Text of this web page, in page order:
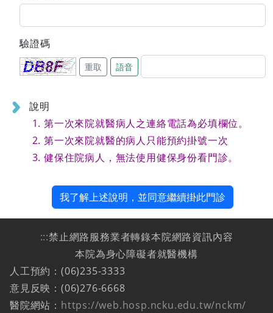
驗證碼
重取 語音
說明
第一次來院就醫病人之連絡電話為必填欄位。
第一次來院就醫的病人只能預約掛號一次
健保住院病人，無法使用健保身份看門診。
我了解上述說明，並同意繼續掛此門診
:::禁止網路服務業者轉錄本院網路資訊內容
本院為身心障礙者就醫機構
人工預約：(06)235-3333
意見反映：(06)276-6668
醫院網站： https://web.hosp.ncku.edu.tw/nckm/